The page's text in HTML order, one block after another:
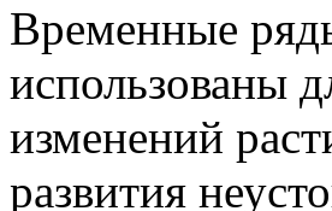
Временные
использованы
изменений
развития